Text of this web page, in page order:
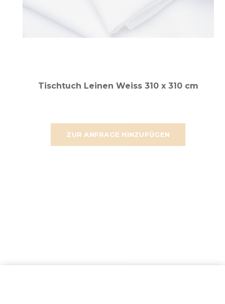
ZUR ANFRAGE HINZUFÜGEN
Tischtuch Leinen Weiss 310 x 310 cm